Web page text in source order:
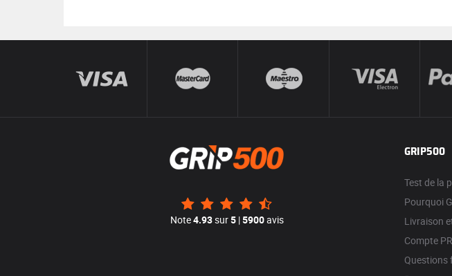
Note4.93sur5|5900avis
GRIP500
Test de la
Pourquoi
Livraison
Compte
Questions